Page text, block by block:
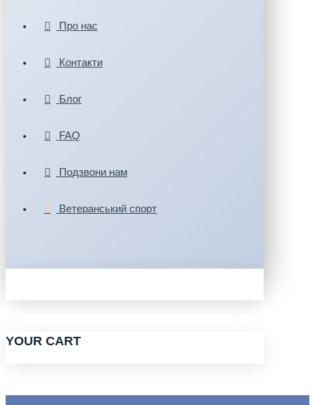
Про нас
Контакти
Блог
FAQ
Подзвони нам
Ветеранський спорт
YOUR CART